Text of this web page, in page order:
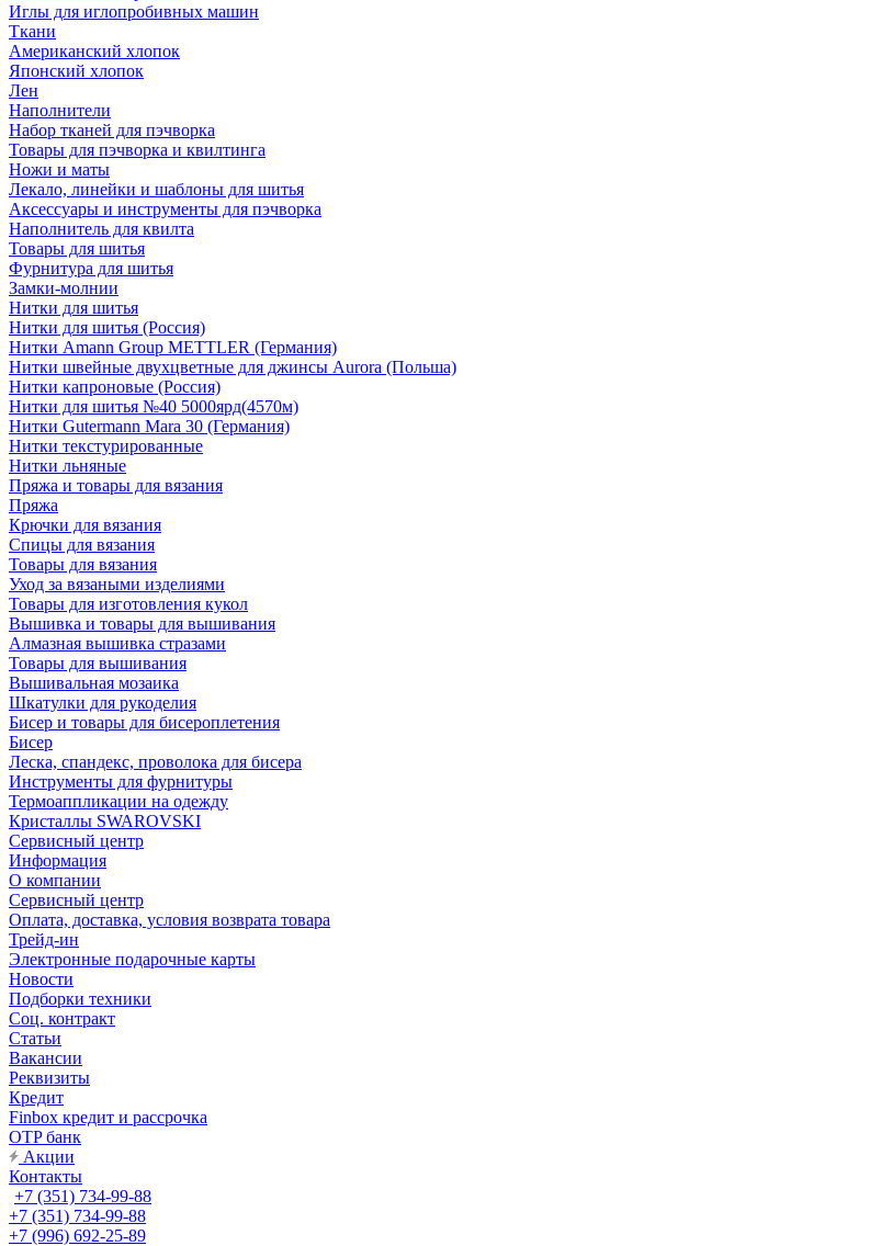
Иглы для иглопробивных машин
Ткани
Американский хлопок
Японский хлопок
Лен
Наполнители
Набор тканей для пэчворка
Товары для пэчворка и квилтинга
Ножи и маты
Лекало, линейки и шаблоны для шитья
Аксессуары и инструменты для пэчворка
Наполнитель для квилта
Товары для шитья
Фурнитура для шитья
Замки-молнии
Нитки для шитья
Нитки для шитья (Россия)
Нитки Amann Group METTLER (Германия)
Нитки швейные двухцветные для джинсы Aurora (Польша)
Нитки капроновые (Россия)
Нитки для шитья №40 5000ярд(4570м)
Нитки Gutermann Mara 30 (Германия)
Нитки текстурированные
Нитки льняные
Пряжа и товары для вязания
Пряжа
Крючки для вязания
Спицы для вязания
Товары для вязания
Уход за вязаными изделиями
Товары для изготовления кукол
Вышивка и товары для вышивания
Алмазная вышивка стразами
Товары для вышивания
Вышивальная мозаика
Шкатулки для рукоделия
Бисер и товары для бисероплетения
Бисер
Леска, спандекс, проволока для бисера
Инструменты для фурнитуры
Термоаппликации на одежду
Кристаллы SWAROVSKI
Сервисный центр
Информация
О компании
Сервисный центр
Оплата, доставка, условия возврата товара
Трейд-ин
Электронные подарочные карты
Новости
Подборки техники
Соц. контракт
Статьи
Вакансии
Реквизиты
Кредит
Finbox кредит и рассрочка
OTP банк
Акции
Контакты
+7 (351) 734-99-88
+7 (351) 734-99-88
+7 (996) 692-25-89